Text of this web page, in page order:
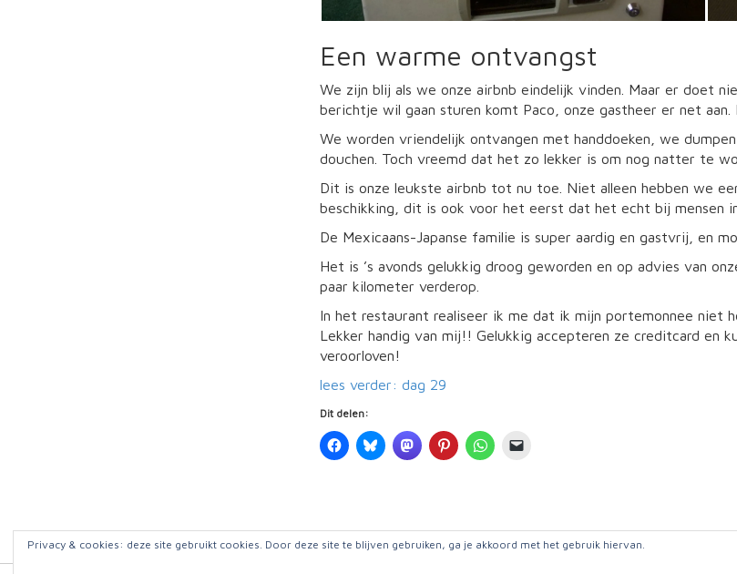
Een warme ontvangst
We zijn blij als we onze airbnb eindelijk vinden. Maar er doet
berichtje wil gaan sturen komt Paco, onze gastheer er net aan.
We worden vriendelijk ontvangen met handdoeken, we
douchen. Toch vreemd dat het zo lekker is om nog natter te
Dit is onze leukste airbnb tot nu toe. Niet alleen hebben we
beschikking, dit is ook voor het eerst dat het echt bij mensen in
De Mexicaans-Japanse familie is super aardig en gastvrij, en
Het is ’s avonds gelukkig droog geworden en op advies van
paar kilometer verderop.
In het restaurant realiseer ik me dat ik mijn portemonnee niet
Lekker handig van mij!! Gelukkig accepteren ze creditcard en
veroorloven!
lees verder: dag 29
Dit delen:
Privacy & cookies: deze site gebruikt cookies. Door deze site te blijven gebruiken, ga je akkoord met het gebruik hiervan.